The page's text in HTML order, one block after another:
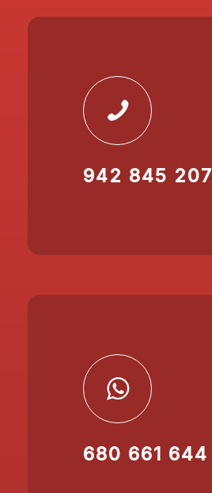
942 845 207
680 661 644